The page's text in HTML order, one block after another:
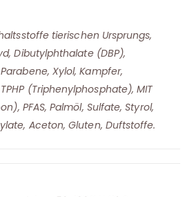
tierischen Ursprungs,
Dibutylphthalate (DBP),
Xylol, Kampfer,
(Triphenylphosphate), MIT
PFAS, Palmöl, Sulfate, Styrol,
Aceton, Gluten, Duftstoffe.